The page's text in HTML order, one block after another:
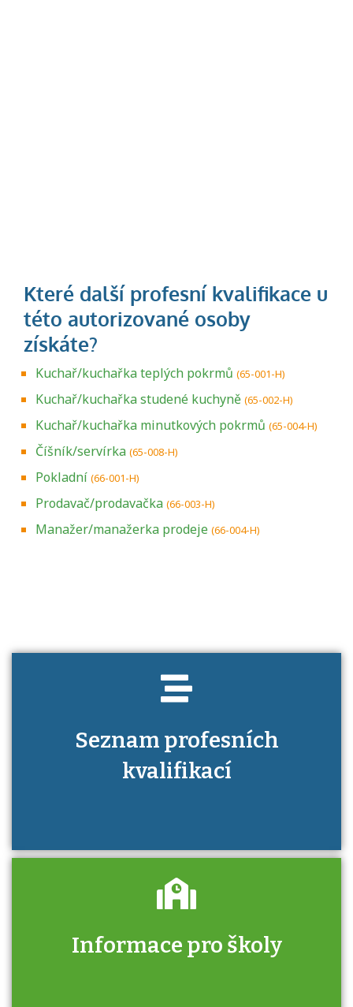
Kuchař/kuchařka teplých pokrmů (65-001-H)
Kuchař/kuchařka studené kuchyně (65-002-H)
Kuchař/kuchařka minutkových pokrmů (65-004-H)
Číšník/servírka (65-008-H)
Pokladní (66-001-H)
Prodavač/prodavačka (66-003-H)
Manažer/manažerka prodeje (66-004-H)
Seznam profesních
kvalifikací
Projděte si seznam profesních kvalifikací.
Informace pro školy
Zjistěte, jak se přihlásit ke zkoušce a kde